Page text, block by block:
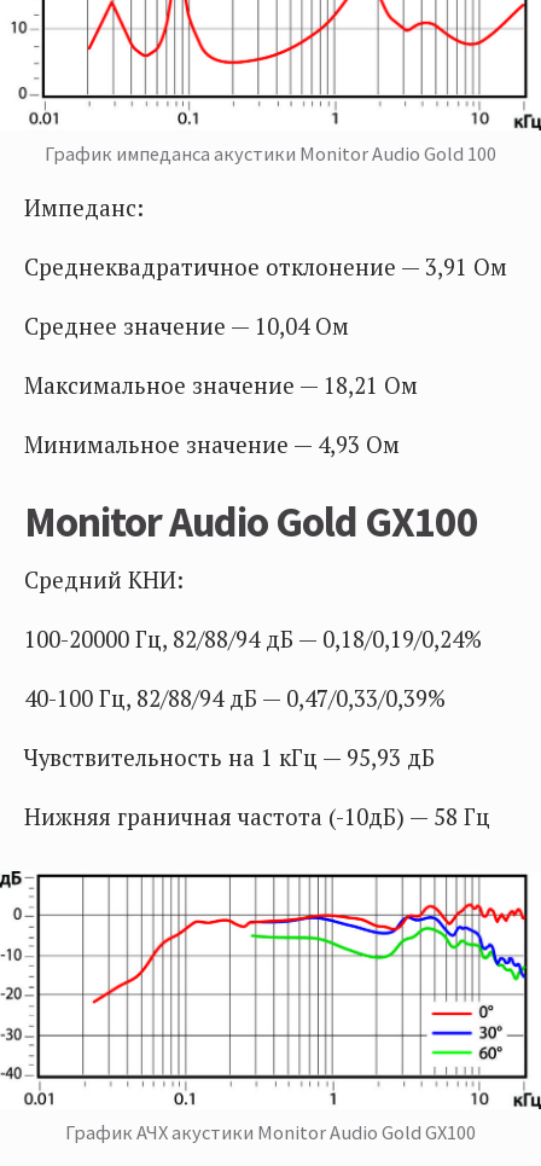
График импеданса акустики Monitor Audio Gold 100
Импеданс:
Среднеквадратичное отклонение — 3,91 Ом
Среднее значение — 10,04 Ом
Максимальное значение — 18,21 Ом
Минимальное значение — 4,93 Ом
Monitor Audio Gold GX100
Средний КНИ:
100-20000 Гц, 82/88/94 дБ — 0,18/0,19/0,24%
40-100 Гц, 82/88/94 дБ — 0,47/0,33/0,39%
Чувствительность на 1 кГц — 95,93 дБ
Нижняя граничная частота (-10дБ) — 58 Гц
График АЧХ акустики Monitor Audio Gold GX100